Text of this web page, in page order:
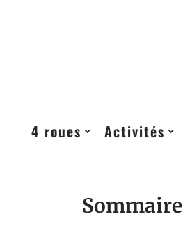
4 roues Activités
Sommaire